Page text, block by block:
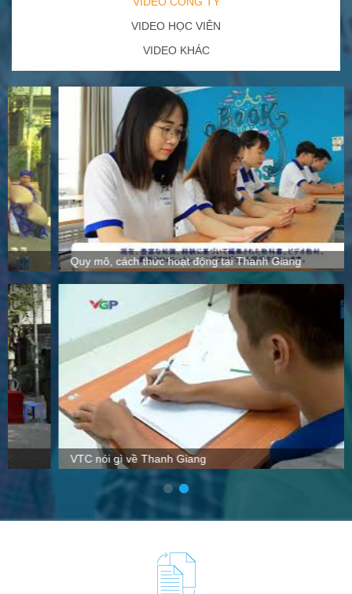
VIDEO HỌC VIÊN
VIDEO KHÁC
Quy mô, cách thức hoạt động tại Thanh Giang
VTC nói gì về Thanh Giang